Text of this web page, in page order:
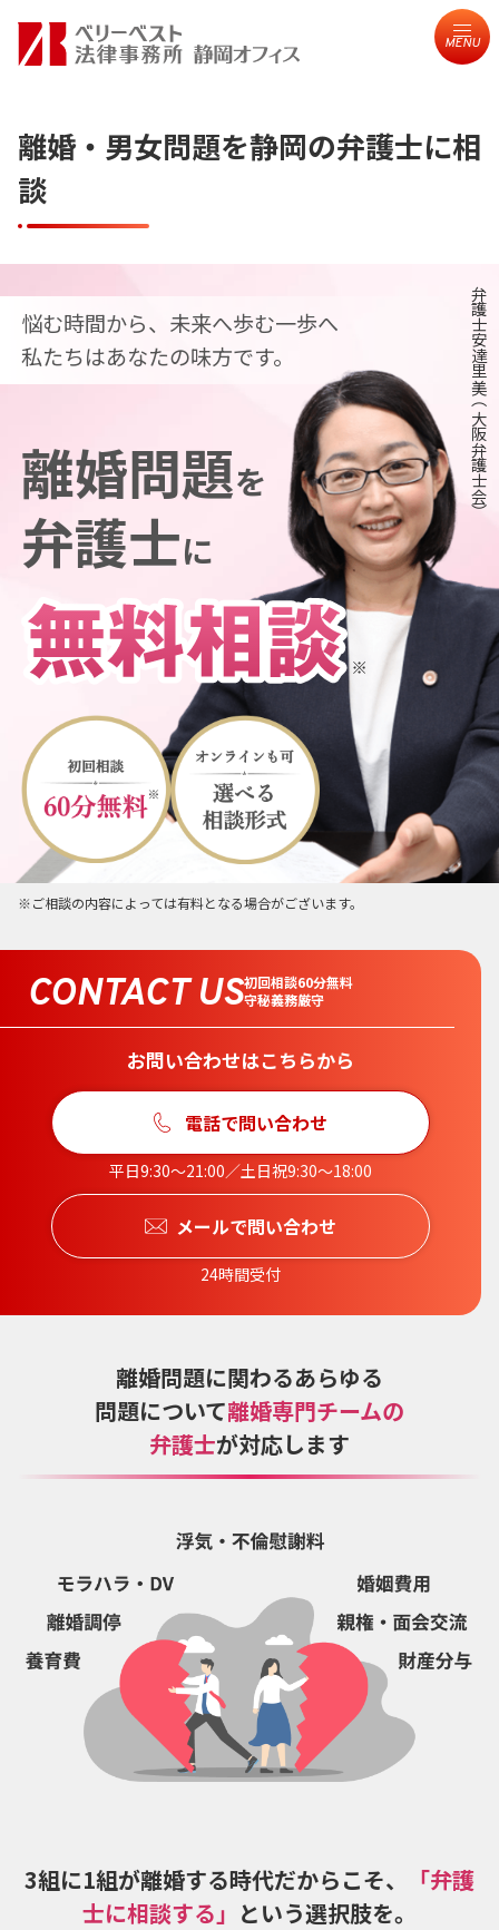
MENU
離婚・男女問題を静岡の弁護士に相
談
悩む時間から、未来へ歩む一歩へ
私たちはあなたの味方です。
離婚問題を
弁護士に
弁護士安達里美（大阪弁護士会）
※ご相談の内容によっては有料となる場合がございます。
CONTACT US初回相談60分無料
守秘義務厳守
お問い合わせはこちらから
電話で問い合わせ
平日9:30〜21:00／土日祝9:30〜18:00
メールで問い合わせ
24時間受付
離婚問題に関わるあらゆる
問題について離婚専門チームの
弁護士が対応します
3組に1組が離婚する時代だからこそ、
「弁護
士に相談する」 という選択肢を。